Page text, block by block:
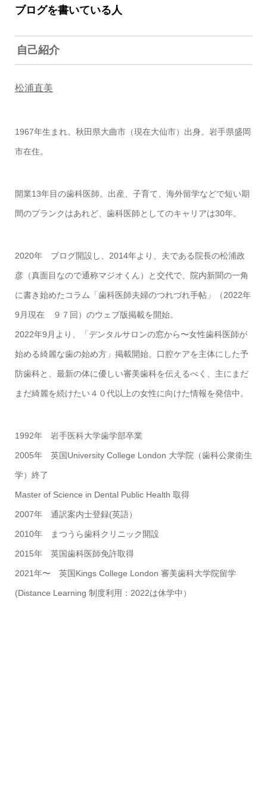
ブログを書いている人
自己紹介
松浦直美
1967年生まれ。秋田県大曲市（現在大仙市）出身。岩手県盛岡
市在住。
開業13年目の歯科医師。出産、子育て、海外留学などで短い期
間のプランクはあれど、歯科医師としてのキャリアは30年。
2020年 ブログ開設し、2014年より、夫である院長の松浦政
彦（真面目なので通称マジオくん）と交代で、院内新聞の一角
に書き始めたコラム「歯科医師夫婦のつれづれ手帖」（2022年
9月現在 ９７回）のウェブ版掲載を開始。
2022年9月より、「デンタルサロンの窓から〜女性歯科医師が
始める綺麗な歯の始め方」掲載開始。口腔ケアを主体にした予
防歯科と、最新の体に優しい審美歯科を伝えるべく、主にまだ
まだ綺麗を続けたい４０代以上の女性に向けた情報を発信中。
1992年 岩手医科大学歯学部卒業
2005年 英国University College London 大学院（歯科公衆衛生
学）終了
Master of Science in Dental Public Health 取得
2007年 通訳案内士登録(英語）
2010年 まつうら歯科クリニック開設
2015年 英国歯科医師免許取得
2021年〜 英国Kings College London 審美歯科大学院留学
(Distance Learning 制度利用：2022は休学中）